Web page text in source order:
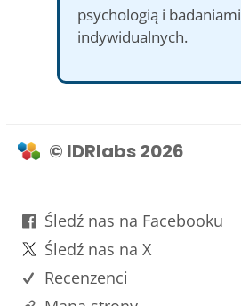
psychologią i
indywidualnych.
© IDRlabs 2026
Śledź nas na Facebooku
Śledź nas na X
Recenzenci